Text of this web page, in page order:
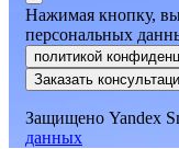
Нажимая кнопку, вы
персональных
политикой
Заказать
Защищено Yandex
данных